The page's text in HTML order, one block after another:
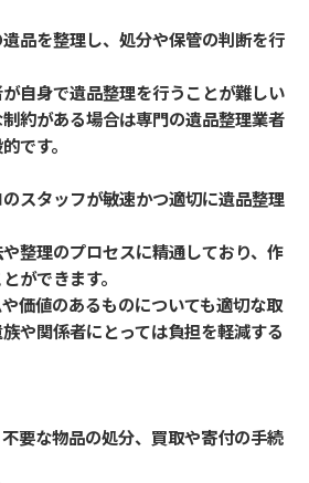
品を整理し、処分や保管の判断を行
自身で遺品整理を行うことが難しい
約がある場合は専門の遺品整理業者
です。
スタッフが敏速かつ適切に遺品整理
整理のプロセスに精通しており、作
ができます。
価値のあるものについても適切な取
や関係者にとっては負担を軽減する
要な物品の処分、買取や寄付の手続